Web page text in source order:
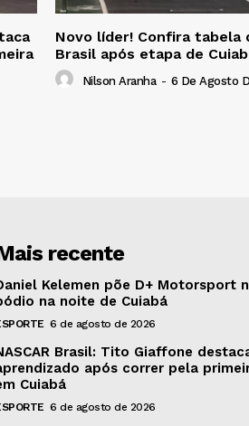
Novo líder! Confira tabela
Brasil após etapa de
Nilson Aranha - 6 De Agosto
recente
Kelemen põe D+ Motorsport
na noite de Cuiabá
6 de agosto de 2026
Brasil: Tito Giaffone
após correr pela
Cuiabá
6 de agosto de 2026